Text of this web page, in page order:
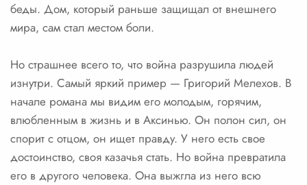
беды. Дом, который раньше защищал от внешнего
мира, сам стал местом боли.
Но страшнее всего то, что война разрушила людей
изнутри. Самый яркий пример — Григорий Мелехов. В
начале романа мы видим его молодым, горячим,
влюбленным в жизнь и в Аксинью. Он полон сил, он
спорит с отцом, он ищет правду. У него есть свое
достоинство, своя казачья стать. Но война превратила
его в другого человека. Она выжгла из него всю